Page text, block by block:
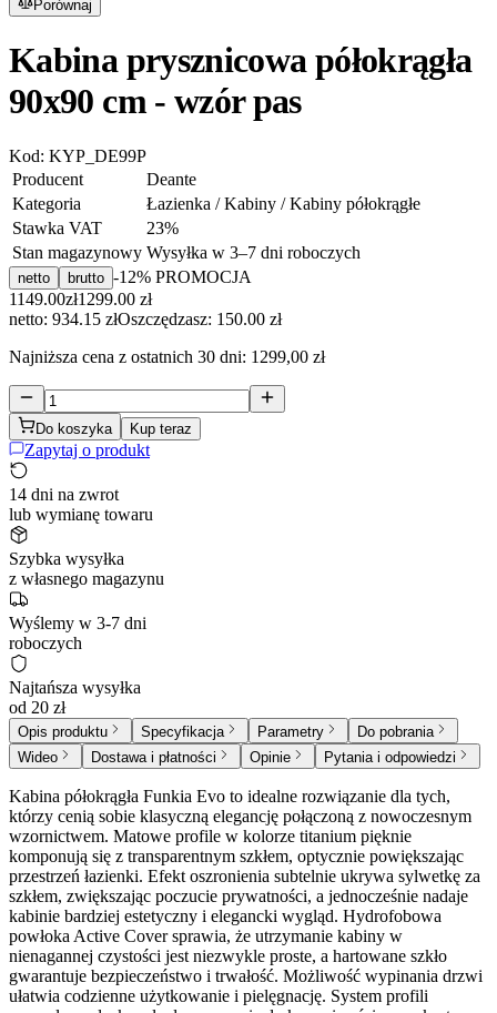
Porównaj
Kabina prysznicowa półokrągła
90x90 cm - wzór pas
Kod: KYP_DE99P
Producent
Deante
Kategoria
Łazienka / Kabiny / Kabiny półokrągłe
Stawka VAT
23%
Stan magazynowy Wysyłka w 3–7 dni roboczych
netto brutto -12% PROMOCJA
1149.00zł1299.00 zł
netto: 934.15 złOszczędzasz: 150.00 zł
Najniższa cena z ostatnich 30 dni: 1299,00 zł
Do koszyka Kup teraz
Zapytaj o produkt
14 dni na zwrot
lub wymianę towaru
Szybka wysyłka
z własnego magazynu
Wyślemy w 3-7 dni
roboczych
Najtańsza wysyłka
od 20 zł
Opis produktu Specyfikacja Parametry
Do pobrania
Wideo
Dostawa i płatności Opinie Pytania i odpowiedzi
Kabina półokrągła Funkia Evo to idealne rozwiązanie dla tych,
którzy cenią sobie klasyczną elegancję połączoną z nowoczesnym
wzornictwem. Matowe profile w kolorze titanium pięknie
komponują się z transparentnym szkłem, optycznie powiększając
przestrzeń łazienki. Efekt oszronienia subtelnie ukrywa sylwetkę za
szkłem, zwiększając poczucie prywatności, a jednocześnie nadaje
kabinie bardziej estetyczny i elegancki wygląd. Hydrofobowa
powłoka Active Cover sprawia, że utrzymanie kabiny w
nienagannej czystości jest niezwykle proste, a hartowane szkło
gwarantuje bezpieczeństwo i trwałość. Możliwość wypinania drzwi
ułatwia codzienne użytkowanie i pielęgnację. System profili